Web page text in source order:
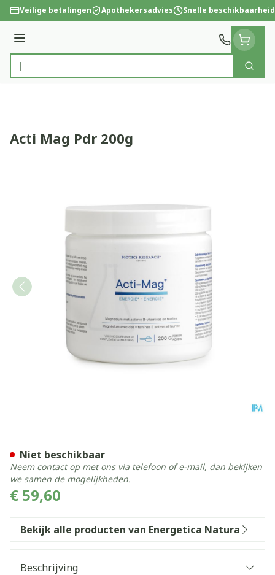
Ga naar de inhoud
Veilige betalingen Apothekersadvies Snelle beschikbaarheid
Menu
Product, merk, categorie...
Zoek
Acti Mag Pdr 200g
€ 59,60
Niet beschikbaar
Neem contact op met ons via telefoon of e-mail, dan bekijken
we samen de mogelijkheden.
Bekijk alle producten van Energetica Natura
Beschrijving